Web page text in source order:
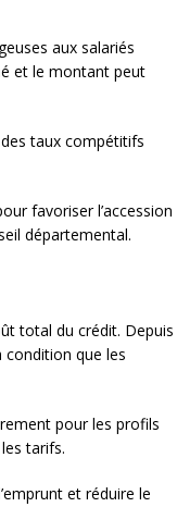
aux salariés
et le montant peut
taux compétitifs
favoriser l’accession
départemental.
total du crédit. Depuis
que les
pour les profils
tarifs.
et réduire le